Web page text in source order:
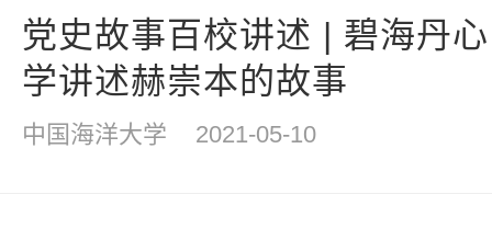
党史故事百校讲述 | 碧海丹
学讲述赫崇本的故事
中国海洋大学 2021-05-10